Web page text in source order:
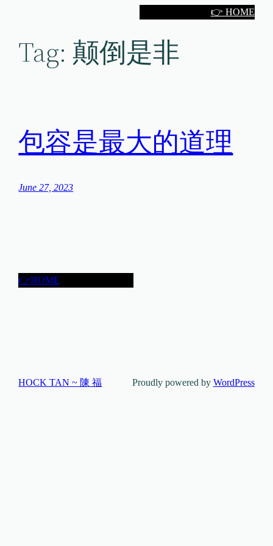
👉 HOME
Tag:颠倒是非
包容是最大的道理
June 27, 2023
👉HOME
HOCK TAN ~ 陳 福 Proudly powered by WordPress